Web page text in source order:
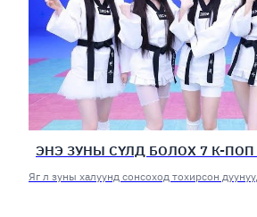
ЭНЭ ЗУНЫ СҮЛД БОЛОХ 7 К-ПОП
Яг л зуны халуунд сонсоход тохирсон